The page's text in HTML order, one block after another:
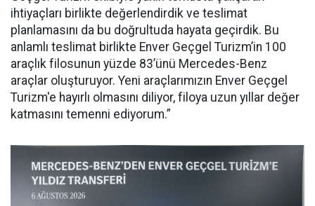
ihtiyaçları birlikte değerlendirdik ve teslimat
planlamasını da bu doğrultuda hayata geçirdik. Bu
anlamlı teslimat birlikte Enver Geçgel Turizm’in 100
araçlık filosunun yüzde 83’ünü Mercedes-Benz
araçlar oluşturuyor. Yeni araçlarımızın Enver Geçgel
Turizm'e hayırlı olmasını diliyor, filoya uzun yıllar değer
katmasını temenni ediyorum.”